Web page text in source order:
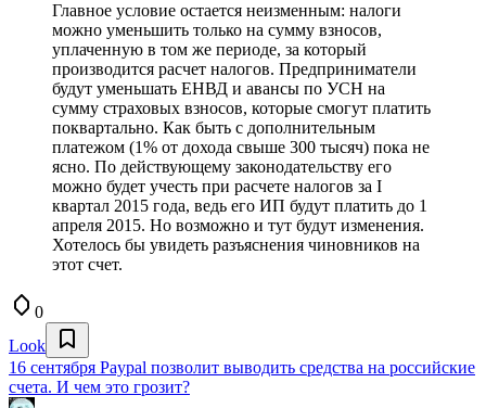
Главное условие остается неизменным: налоги
можно уменьшить только на сумму взносов,
уплаченную в том же периоде, за который
производится расчет налогов. Предприниматели
будут уменьшать ЕНВД и авансы по УСН на
сумму страховых взносов, которые смогут платить
поквартально. Как быть с дополнительным
платежом (1% от дохода свыше 300 тысяч) пока не
ясно. По действующему законодательству его
можно будет учесть при расчете налогов за I
квартал 2015 года, ведь его ИП будут платить до 1
апреля 2015. Но возможно и тут будут изменения.
Хотелось бы увидеть разъяснения чиновников на
этот счет.
0
Look
16 сентября Paypal позволит выводить средства на российские
счета. И чем это грозит?